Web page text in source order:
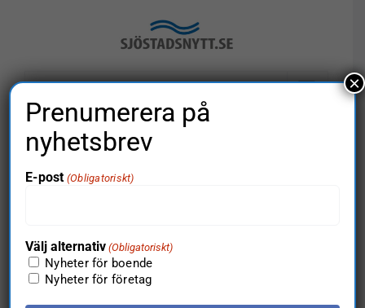
Event
Kommande
datum.
augusti 2026
mån
10
Prenumerera på
nyhetsbrev
E-post (Obligatoriskt)
Välj alternativ (Obligatoriskt)
Nyheter för boende
Nyheter för företag
×